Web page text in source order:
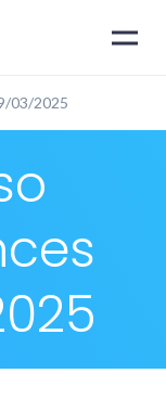
03/2025